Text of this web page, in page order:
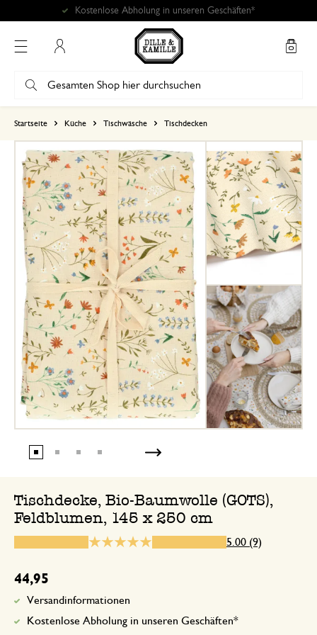
Kostenlose Abholung in unseren Geschäften*
Startseite Küche Tischwäsche Tischdecken
Tischdecke, Bio-Baumwolle (GOTS),
Feldblumen, 145 x 250 cm
5.00 (9)
44,95
Versandinformationen
Kostenlose Abholung in unseren Geschäften*
4
3
1
Sehr schöne Tischdecke!
26. Juli 2025
Sehr schöne Tischdecke!
16. Oktober 2024
Nur Bewertung, ohne Kommentar
Nur Bewertung, ohne Kommentar
Alles bestens